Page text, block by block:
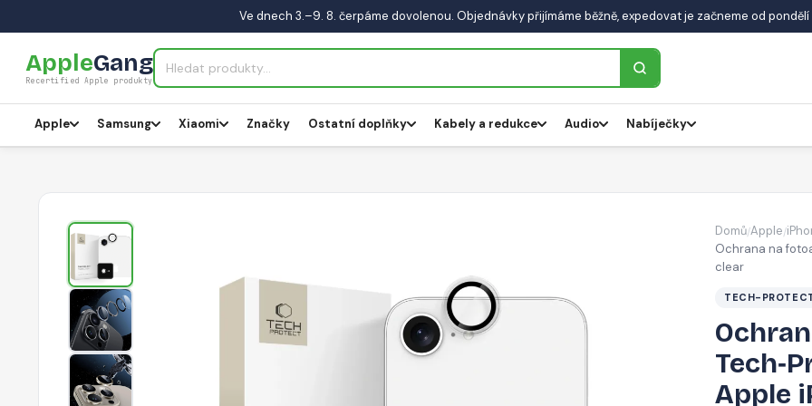
Ve dnech 3.–9. 8. čerpáme dovolenou. Objednávky přijímáme běžně, expedovat je začneme od pondělí
AppleGang
Recertified Apple produkty
Apple Samsung Xiaomi Značky Ostatní doplňky Kabely a redukce Audio Nabíječky
Domů/Apple/
Ochrana na
clear
TECH-
Apple